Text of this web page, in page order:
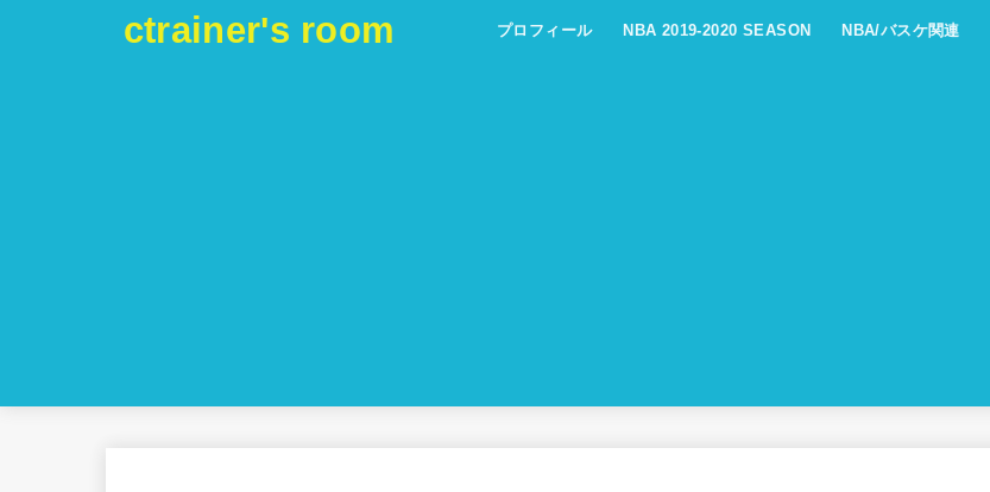
ctrainer's room プロフィール NBA 2019-2020 SEASON NBA/バスケ関連